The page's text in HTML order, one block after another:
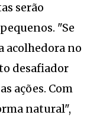
serão
"Se
acolhedora no
desafiador
ações. Com
natural",